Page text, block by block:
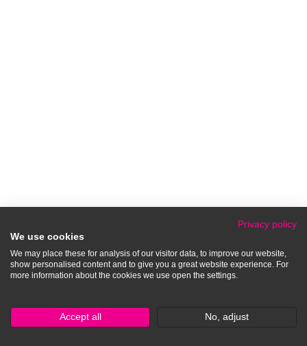
Privacy policy
We use cookies
We may place these for analysis of our visitor data, to improve our website,
show personalised content and to give you a great website experience. For
more information about the cookies we use open the settings.
Accept all No, adjust